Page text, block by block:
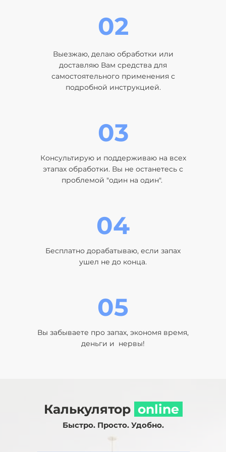
02
Выезжаю, делаю обработки или
доставляю Вам средства для
самостоятельного применения с
подробной инструкцией.
03
Консультирую и поддерживаю на всех
этапах обработки. Вы не останетесь с
проблемой "один на один".
04
Бесплатно дорабатываю, если запах
ушел не до конца.
05
Вы забываете про запах, экономя время,
деньги и нервы!
Калькулятор оnline
Быстро. Просто. Удобно.